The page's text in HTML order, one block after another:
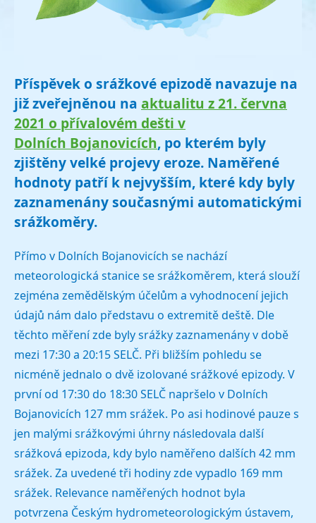
Příspěvek o srážkové epizodě navazuje na
již zveřejněnou na aktualitu z 21. června
2021 o přívalovém dešti v
Dolních Bojanovicích, po kterém byly
zjištěny velké projevy eroze. Naměřené
hodnoty patří k nejvyšším, které kdy byly
zaznamenány současnými automatickými
srážkoměry.
Přímo v Dolních Bojanovicích se nachází
meteorologická stanice se srážkoměrem, která slouží
zejména zemědělským účelům a vyhodnocení jejich
údajů nám dalo představu o extremitě deště. Dle
těchto měření zde byly srážky zaznamenány v době
mezi 17:30 a 20:15 SELČ. Při bližším pohledu se
nicméně jednalo o dvě izolované srážkové epizody. V
první od 17:30 do 18:30 SELČ napršelo v Dolních
Bojanovicích 127 mm srážek. Po asi hodinové pauze s
jen malými srážkovými úhrny následovala další
srážková epizoda, kdy bylo naměřeno dalších 42 mm
srážek. Za uvedené tři hodiny zde vypadlo 169 mm
srážek. Relevance naměřených hodnot byla
potvrzena Českým hydrometeorologickým ústavem,